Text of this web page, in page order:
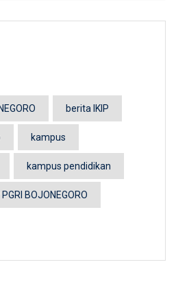
berita IKIP
kampus
kampus pendidikan
BOJONEGORO